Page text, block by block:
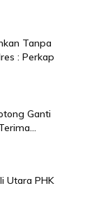
Tanpa
: Perkap
Ganti
Utara PHK